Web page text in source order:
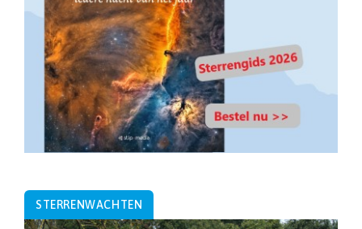
STERRENWACHTEN